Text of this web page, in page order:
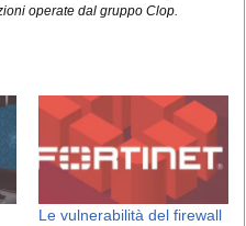
operate dal gruppo Clop.
Le vulnerabilità del firewall